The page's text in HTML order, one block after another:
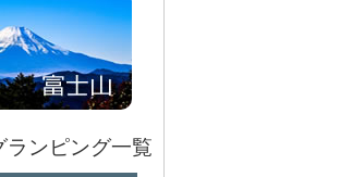
ランピング一覧